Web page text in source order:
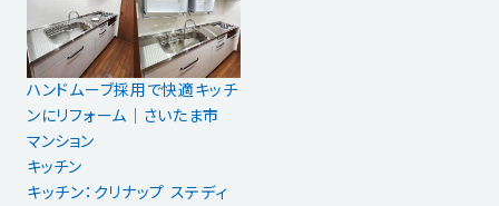
ハンドムーブ採用で快適キッチ
ンにリフォーム│さいたま市
マンション
キッチン
キッチン：クリナップ ステディ